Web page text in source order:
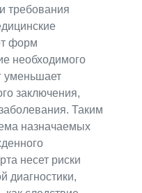
требования
форм
необходимого
уменьшает
заключения,
Таким
назначаемых
несет риски
диагностики,